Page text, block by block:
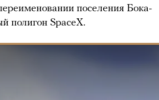
поселения Бока-
полигон SpaceX.